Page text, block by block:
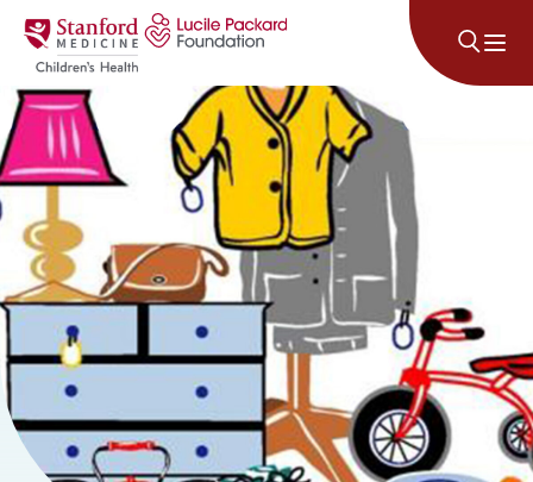
Անցնել բովանդակությանը